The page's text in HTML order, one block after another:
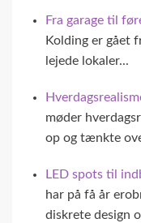
Fra garage til
Kolding er gået
lejede lokaler...
møder
op og tænkte
LED spots til
har på få år
diskrete design